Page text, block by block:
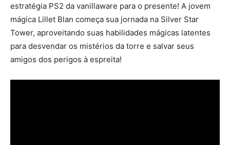
estratégia PS2 da vanillaware para o presente! A jovem
mágica Lillet Blan começa sua jornada na Silver Star
Tower, aproveitando suas habilidades mágicas latentes
para desvendar os mistérios da torre e salvar seus
amigos dos perigos à espreita!